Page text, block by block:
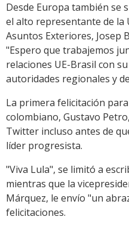
Desde Europa también se
el alto representante de la
Asuntos Exteriores, Josep
"Espero que trabajemos
relaciones UE-Brasil con
autoridades regionales y
La primera felicitación
colombiano, Gustavo
Twitter incluso antes de
líder progresista.
"Viva Lula", se limitó a
mientras que la
Márquez, le envío "un
felicitaciones.